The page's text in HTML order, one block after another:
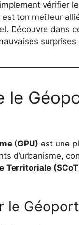
vérifier
est ton meilleur
Découvre dans
le
(GPU) est une
d’urbanisme,
Territoriale
le